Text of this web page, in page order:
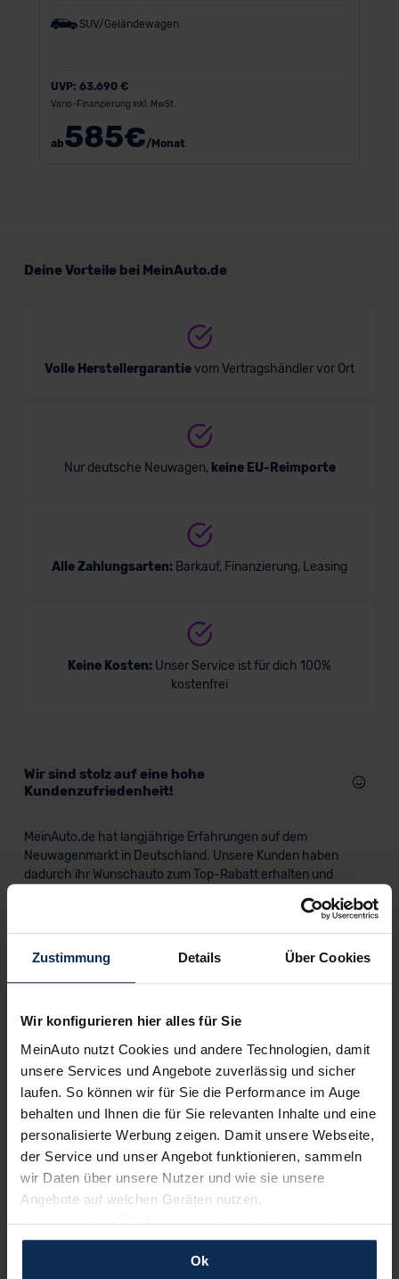
Zustimmung Details Über Cookies
Wir konfigurieren hier alles für Sie
MeinAuto nutzt Cookies und andere Technologien, damit
unsere Services und Angebote zuverlässig und sicher
laufen. So können wir für Sie die Performance im Auge
behalten und Ihnen die für Sie relevanten Inhalte und eine
personalisierte Werbung zeigen. Damit unsere Webseite,
der Service und unser Angebot funktionieren, sammeln
wir Daten über unsere Nutzer und wie sie unsere
Angebote auf welchen Geräten nutzen.
Wenn Sie das „OK“ finden, sind Sie damit einverstanden
und erlauben uns Cookies für unseren Service zu
verwenden und diese Daten an Dritte weiterzugeben,
Ok
SUV/Geländewagen
UVP: 63.690 €
Vario-Finanzierung inkl. MwSt.
ab585€/Monat
Deine Vorteile bei MeinAuto.de
Volle Herstellergarantievom Vertragshändler vor Ort
Nur deutsche Neuwagen, keine EU-Reimporte
Alle Zahlungsarten: Barkauf, Finanzierung, Leasing
Keine Kosten: Unser Service ist für dich 100%
kostenfrei
Wir sind stolz auf eine hohe
Kundenzufriedenheit!
MeinAuto.de hat langjährige Erfahrungen auf dem
Neuwagenmarkt in Deutschland. Unsere Kunden haben
dadurch ihr Wunschauto zum Top-Rabatt erhalten und
Sehen Sie sich unsere Bewertungen an:
Erfahren Sie mehr über das Urteil unserer Kunden
Nachrichten
KI-generiert